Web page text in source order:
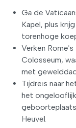
Ga de
Kapel, plus
torenhoge
Verken
Colosseum,
met
Tijdreis naar
het
Heuvel.